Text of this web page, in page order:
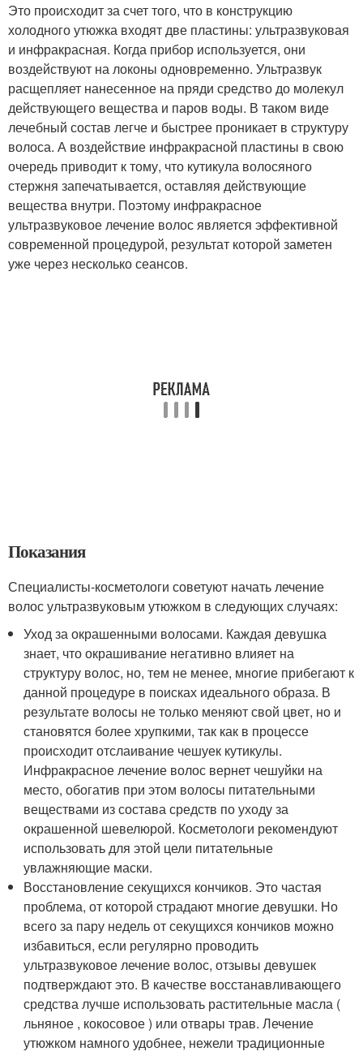
Это происходит за счет того, что в конструкцию
холодного утюжка входят две пластины: ультразвуковая
и инфракрасная. Когда прибор используется, они
воздействуют на локоны одновременно. Ультразвук
расщепляет нанесенное на пряди средство до молекул
действующего вещества и паров воды. В таком виде
лечебный состав легче и быстрее проникает в структуру
волоса. А воздействие инфракрасной пластины в свою
очередь приводит к тому, что кутикула волосяного
стержня запечатывается, оставляя действующие
вещества внутри. Поэтому инфракрасное
ультразвуковое лечение волос является эффективной
современной процедурой, результат которой заметен
уже через несколько сеансов.
Показания
Специалисты-косметологи советуют начать лечение
волос ультразвуковым утюжком в следующих случаях:
Уход за окрашенными волосами. Каждая девушка
знает, что окрашивание негативно влияет на
структуру волос, но, тем не менее, многие прибегают к
данной процедуре в поисках идеального образа. В
результате волосы не только меняют свой цвет, но и
становятся более хрупкими, так как в процессе
происходит отслаивание чешуек кутикулы.
Инфракрасное лечение волос вернет чешуйки на
место, обогатив при этом волосы питательными
веществами из состава средств по уходу за
окрашенной шевелюрой. Косметологи рекомендуют
использовать для этой цели питательные
увлажняющие маски.
Восстановление секущихся кончиков. Это частая
проблема, от которой страдают многие девушки. Но
всего за пару недель от секущихся кончиков можно
избавиться, если регулярно проводить
ультразвуковое лечение волос, отзывы девушек
подтверждают это. В качестве восстанавливающего
средства лучше использовать растительные масла (
льняное , кокосовое ) или отвары трав. Лечение
утюжком намного удобнее, нежели традиционные